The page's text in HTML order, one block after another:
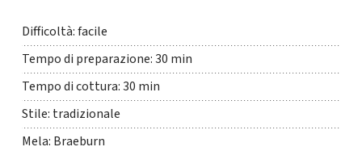
Difficoltà: facile
Tempo di preparazione: 30 min
Tempo di cottura: 30 min
Stile: tradizionale
Mela: Braeburn